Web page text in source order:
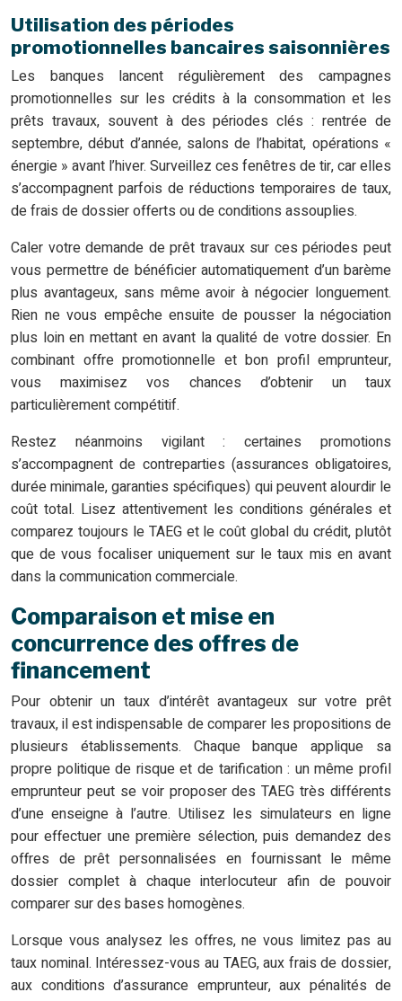
Utilisation des périodes
promotionnelles bancaires saisonnières
Les banques lancent régulièrement des campagnes
promotionnelles sur les crédits à la consommation et les
prêts travaux, souvent à des périodes clés : rentrée de
septembre, début d’année, salons de l’habitat, opérations «
énergie » avant l’hiver. Surveillez ces fenêtres de tir, car elles
s’accompagnent parfois de réductions temporaires de taux,
de frais de dossier offerts ou de conditions assouplies.
Caler votre demande de prêt travaux sur ces périodes peut
vous permettre de bénéficier automatiquement d’un barème
plus avantageux, sans même avoir à négocier longuement.
Rien ne vous empêche ensuite de pousser la négociation
plus loin en mettant en avant la qualité de votre dossier. En
combinant offre promotionnelle et bon profil emprunteur,
vous maximisez vos chances d’obtenir un taux
particulièrement compétitif.
Restez néanmoins vigilant : certaines promotions
s’accompagnent de contreparties (assurances obligatoires,
durée minimale, garanties spécifiques) qui peuvent alourdir le
coût total. Lisez attentivement les conditions générales et
comparez toujours le TAEG et le coût global du crédit, plutôt
que de vous focaliser uniquement sur le taux mis en avant
dans la communication commerciale.
Comparaison et mise en
concurrence des offres de
financement
Pour obtenir un taux d’intérêt avantageux sur votre prêt
travaux, il est indispensable de comparer les propositions de
plusieurs établissements. Chaque banque applique sa
propre politique de risque et de tarification : un même profil
emprunteur peut se voir proposer des TAEG très différents
d’une enseigne à l’autre. Utilisez les simulateurs en ligne
pour effectuer une première sélection, puis demandez des
offres de prêt personnalisées en fournissant le même
dossier complet à chaque interlocuteur afin de pouvoir
comparer sur des bases homogènes.
Lorsque vous analysez les offres, ne vous limitez pas au
taux nominal. Intéressez-vous au TAEG, aux frais de dossier,
aux conditions d’assurance emprunteur, aux pénalités de